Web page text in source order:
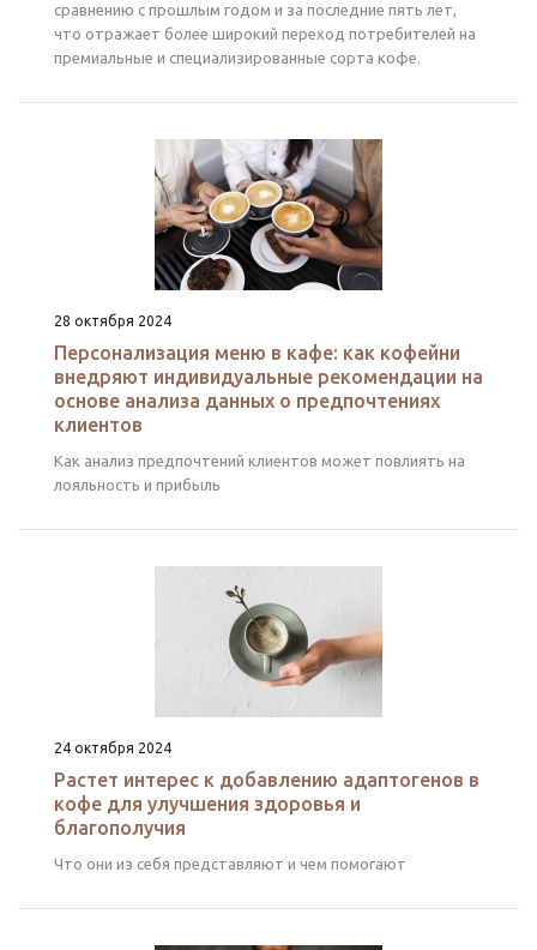
сравнению с прошлым годом и за последние пять лет,
что отражает более широкий переход потребителей на
премиальные и специализированные сорта кофе.
28 октября 2024
Персонализация меню в кафе: как кофейни
внедряют индивидуальные рекомендации на
основе анализа данных о предпочтениях
клиентов
Как анализ предпочтений клиентов может повлиять на
лояльность и прибыль
24 октября 2024
Растет интерес к добавлению адаптогенов в
кофе для улучшения здоровья и
благополучия
Что они из себя представляют и чем помогают